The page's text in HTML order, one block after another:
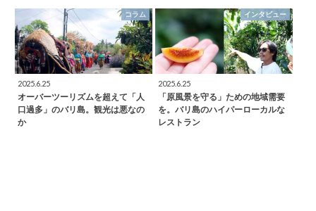
コラム
2025.6.25
オーバーツーリズムを超えて「人
口過多」のバリ島。観光は悪なの
か
インタビュー
2025.6.25
「原風景を守る」ための地域需要
を。バリ島のハイパーローカルな
レストラン